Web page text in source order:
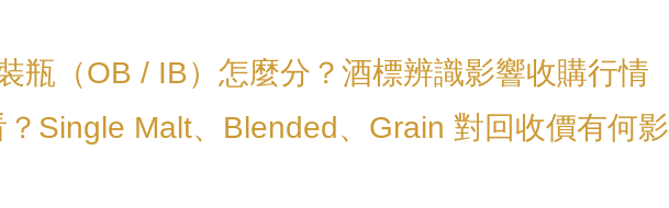
瓶（OB / IB）怎麼分？酒標辨識影響收購行情
Single Malt、Blended、Grain 對回收價有何影